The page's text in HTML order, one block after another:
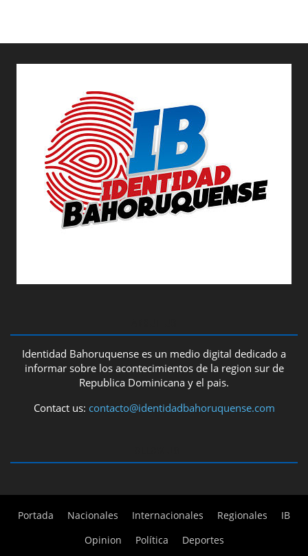
Identidad Bahoruquense es un medio digital dedicado a
informar sobre los acontecimientos de la region sur de
Republica Dominicana y el pais.
Contact us: contacto@identidadbahoruquense.com
Portada Nacionales Internacionales Regionales
IB
Opinion
Política Deportes